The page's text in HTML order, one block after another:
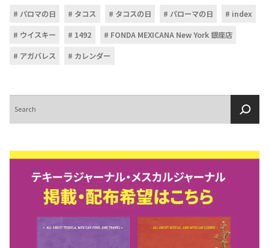
パロマの日 タコス タコスの日 パローマの日
index
ウイスキー
1492
FONDA MEXICANA New York 銀座店
アガバレス
カレンダー
索